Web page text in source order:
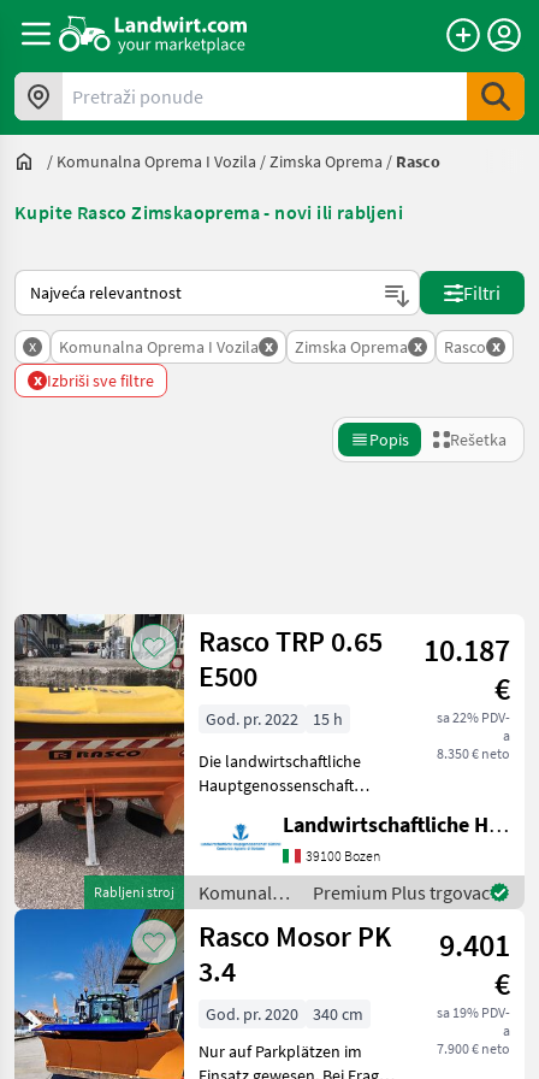
Pretraži ponude
/ Komunalna Oprema I Vozila /Zimska Oprema / Rasco
Kupite Rasco Zimskaoprema - novi ili rabljeni
Tako se sortira na Landwirt.com
Filtri
x Komunalna Oprema I Vozila x Zimska Oprema x Rasco x
x Izbriši sve filtre
Popis Rešetka
Kategorija 4 Država Filtri
TRENUTNA
STAZA
Općinska
tehnologija
Komunalna
Oprema I
Vozila
Zimska
Rasco
ODABERITE
KATEGORIJU
Rasco
Poništi
Prikaži 3
rezultata
Rabljeni stroj
Rasco TRP 0.65
E500
10.187
€
sa 22% PDV-
a
8.350 € neto
God. pr. 2022
15 h
Die landwirtschaftliche
Hauptgenossenschaft
Salzstreuer zum Verkauf an.
Der Rasco TRP hat einen
Fassungsraum des
Trockenstoffbehälters von
0,
Landwirtschaftliche Hauptgen. Südtirol
39100 Bozen
Komunalna
oprema i
vozila /
Rasco
Premium Plus trgovac
Rasco Mosor PK
3.4
9.401
€
sa 19% PDV-
a
7.900 € neto
God. pr. 2020
340 cm
Nur auf Parkplätzen im